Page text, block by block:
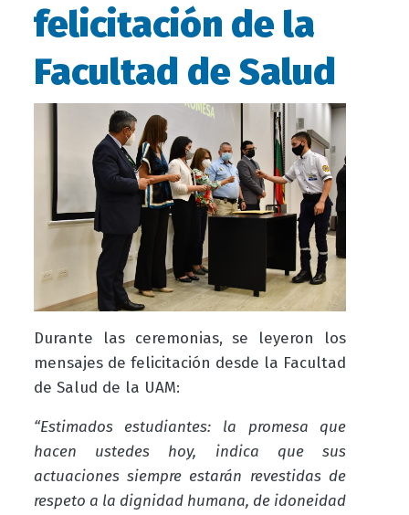
felicitación de la
Facultad de Salud
Durante las ceremonias, se leyeron los
mensajes de felicitación desde la Facultad
de Salud de la UAM:
“Estimados estudiantes: la promesa que
hacen ustedes hoy, indica que sus
actuaciones siempre estarán revestidas de
respeto a la dignidad humana, de idoneidad